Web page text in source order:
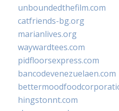
unboundedthefilm.com
catfriends-bg.org
marianlives.org
waywardtees.com
pidfloorsexpress.com
bancodevenezuelaen.com
hingstonnt.com